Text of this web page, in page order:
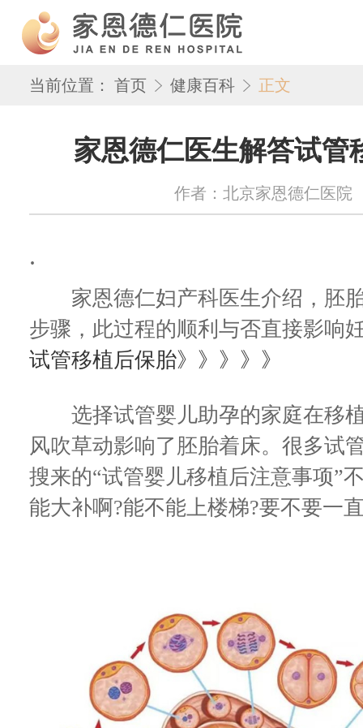
当前位置： 首页 健康百科 正文
家恩德仁医生解答试管
作者：北京家恩德仁医院
.
家恩德仁妇产科医生介绍，胚胎
步骤，此过程的顺利与否直接影响
试管移植后保胎》》》》》
选择试管婴儿助孕的家庭在移植
风吹草动影响了胚胎着床。很多试
搜来的“试管婴儿移植后注意事项
能大补啊?能不能上楼梯?要不要一